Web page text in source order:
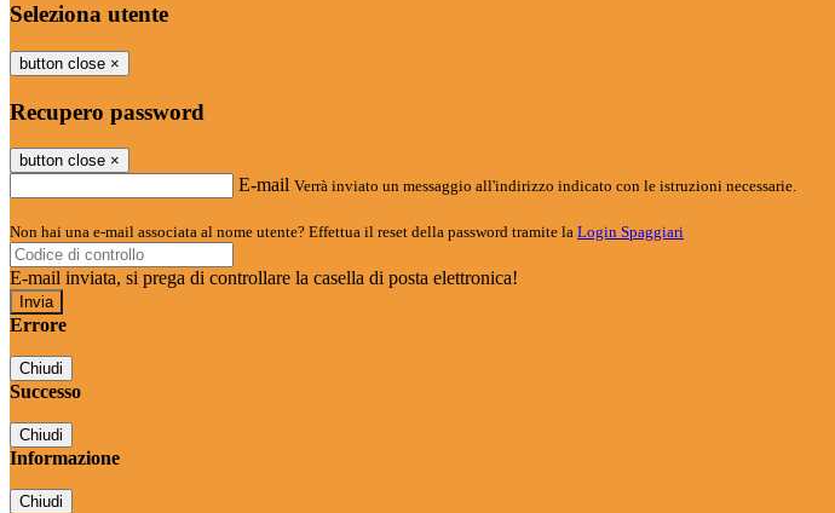
Seleziona utente
button close ×
Recupero password
button close ×
E-mail Verrà inviato un messaggio all'indirizzo indicato con le istruzioni necessarie.
Non hai una e-mail associata al nome utente? Effettua il reset della password tramite la Login Spaggiari
E-mail inviata, si prega di controllare la casella di posta elettronica!
Errore
Chiudi
Successo
Chiudi
Informazione
Chiudi